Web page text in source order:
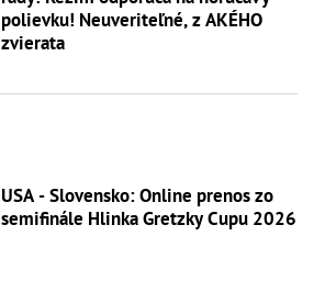
polievku! Neuveriteľné, z AKÉHO
zvierata
USA - Slovensko: Online prenos zo
semifinále Hlinka Gretzky Cupu 2026